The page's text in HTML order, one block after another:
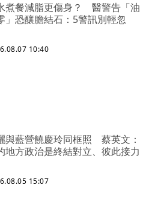
煮餐減脂更傷身？ 醫警告「油
」恐釀膽結石：5警訊別輕忽
10:40
與藍營饒慶玲同框照 蔡英文：
地方政治是終結對立、彼此接力
15:07